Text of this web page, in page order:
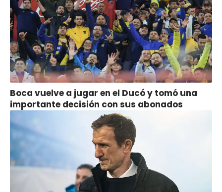
Boca vuelve a jugar en el Ducó y tomó una
importante decisión con sus abonados